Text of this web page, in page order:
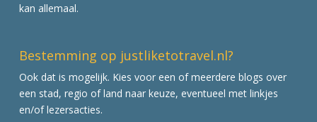
kan allemaal.
Bestemming op justliketotravel.nl?
Ook dat is mogelijk. Kies voor een of meerdere blogs over
een stad, regio of land naar keuze, eventueel met linkjes
en/of lezersacties.